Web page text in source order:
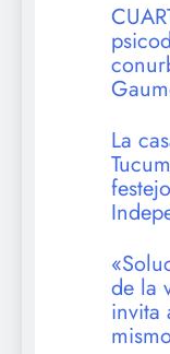
La
de la
invita